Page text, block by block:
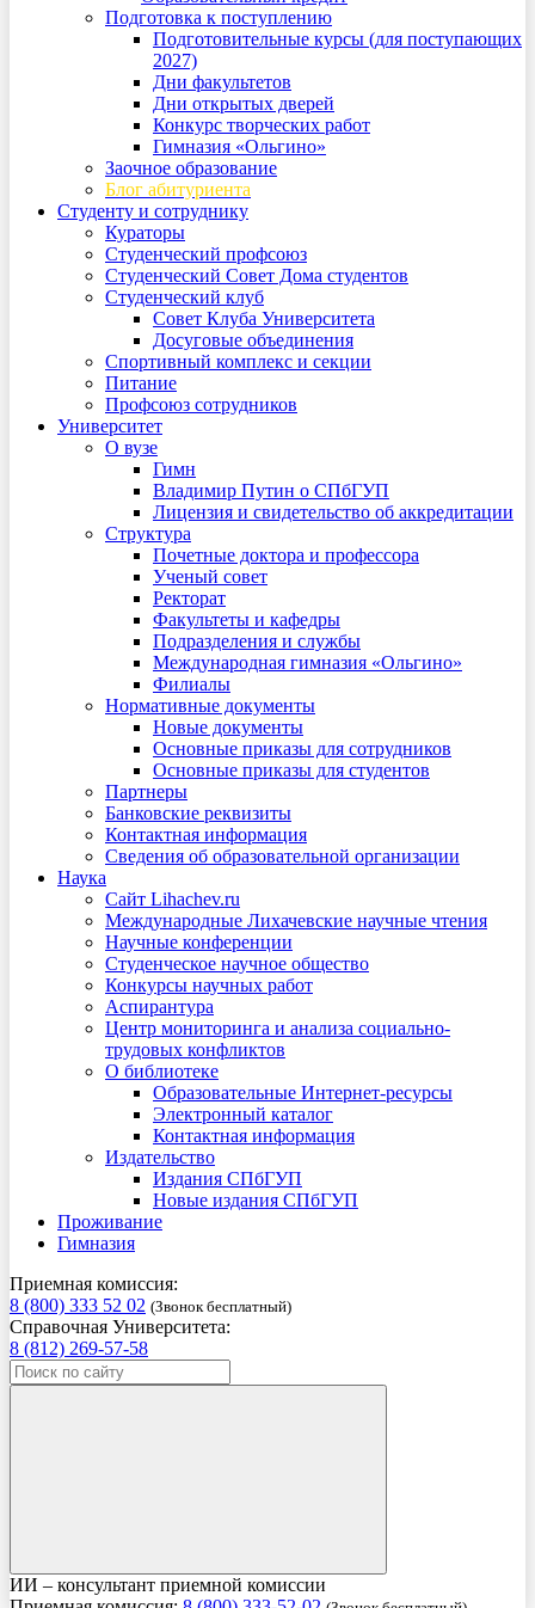
Подготовка к поступлению
Подготовительные курсы (для поступающих
2027)
Дни факультетов
Дни открытых дверей
Конкурс творческих работ
Гимназия «Ольгино»
Заочное образование
Блог абитуриента
Студенту и сотруднику
Кураторы
Студенческий профсоюз
Студенческий Совет Дома студентов
Студенческий клуб
Совет Клуба Университета
Досуговые объединения
Спортивный комплекс и секции
Питание
Профсоюз сотрудников
Университет
О вузе
Гимн
Владимир Путин о СПбГУП
Лицензия и свидетельство об аккредитации
Структура
Почетные доктора и профессора
Ученый совет
Ректорат
Факультеты и кафедры
Подразделения и службы
Международная гимназия «Ольгино»
Филиалы
Нормативные документы
Новые документы
Основные приказы для сотрудников
Основные приказы для студентов
Партнеры
Банковские реквизиты
Контактная информация
Сведения об образовательной организации
Наука
Сайт Lihachev.ru
Международные Лихачевские научные чтения
Научные конференции
Студенческое научное общество
Конкурсы научных работ
Аспирантура
Центр мониторинга и анализа социально-
трудовых конфликтов
О библиотеке
Образовательные Интернет-ресурсы
Электронный каталог
Контактная информация
Издательство
Издания СПбГУП
Новые издания СПбГУП
Проживание
Гимназия
Приемная комиссия:
8 (800) 333 52 02 (Звонок бесплатный)
Справочная Университета:
8 (812) 269-57-58
ИИ – консультант приемной комиссии